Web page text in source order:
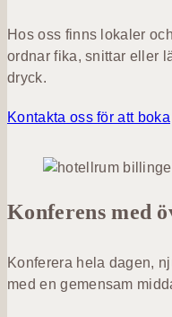
Hos oss finns lokaler
ordnar fika, snittar eller
dryck.
Kontakta oss för att boka
Konferens med
Konferera hela dagen,
med en gemensam